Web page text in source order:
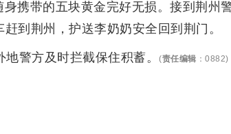
携带的五块黄金完好无损。接到荆州
到荆州，护送李奶奶安全回到荆门。
警方及时拦截保住积蓄。
(责任编辑 ：0882)